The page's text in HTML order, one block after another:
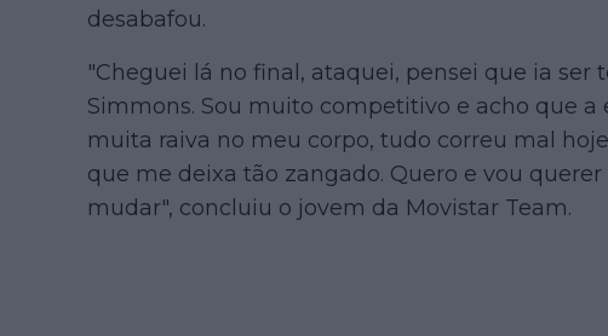
desabafou.
"Cheguei lá no final, ataquei, pensei que ia ser
Simmons. Sou muito competitivo e acho que a
muita raiva no meu corpo, tudo correu mal
que me deixa tão zangado. Quero e vou
mudar", concluiu o jovem da Movistar Team.